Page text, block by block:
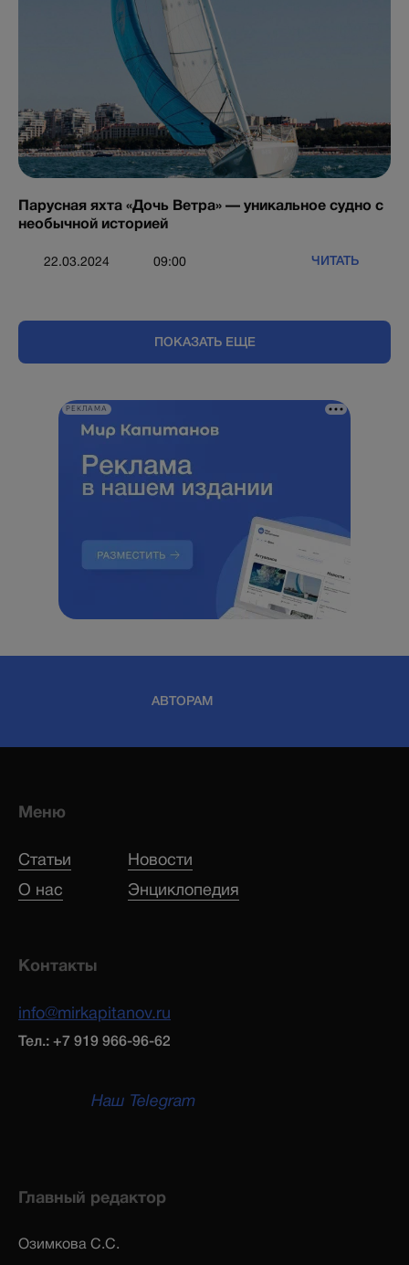
Парусная яхта «Дочь Ветра» — уникальное судно с
необычной историей
22.03.2024 09:00 ЧИТАТЬ
ПОКАЗАТЬ ЕЩЕ
РЕКЛАМА
АВТОРАМ
Меню
Статьи
Новости
О нас
Энциклопедия
Контакты
info@mirkapitanov.ru
Тел.: +7 919 966-96-62
Наш Telegram
Главный редактор
Озимкова С.С.